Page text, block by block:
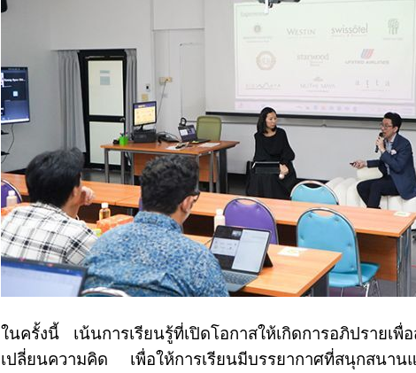
ในครั้งนี้ เน้นการเรียนรู้ที่เปิดโอกาสให้เกิดการอภิปรายเพื่
เปลี่ยนความคิด เพื่อให้การเรียนมีบรรยากาศที่สนุกสนาน